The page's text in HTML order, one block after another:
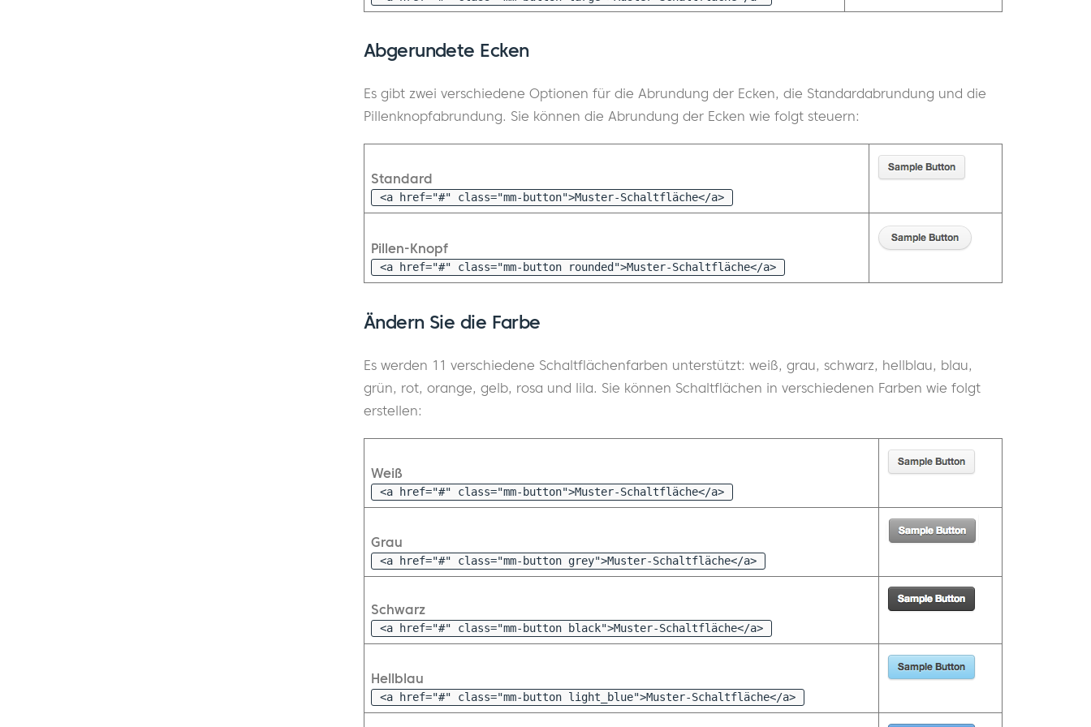
Abgerundete Ecken
Es gibt zwei verschiedene Optionen für die Abrundung der Ecken, die Standardabrundung und die
Pillenknopfabrundung. Sie können die Abrundung der Ecken wie folgt steuern:
Standard
<a href="#" class="mm-button">Muster-Schaltfläche</a>
Pillen-Knopf
<a href="#" class="mm-button rounded">Muster-Schaltfläche</a>
Ändern Sie die Farbe
Es werden 11 verschiedene Schaltflächenfarben unterstützt: weiß, grau, schwarz, hellblau, blau,
grün, rot, orange, gelb, rosa und lila. Sie können Schaltflächen in verschiedenen Farben wie folgt
erstellen:
Weiß
<a href="#" class="mm-button">Muster-Schaltfläche</a>
Grau
<a href="#" class="mm-button grey">Muster-Schaltfläche</a>
Schwarz
<a href="#" class="mm-button black">Muster-Schaltfläche</a>
Hellblau
<a href="#" class="mm-button light_blue">Muster-Schaltfläche</a>